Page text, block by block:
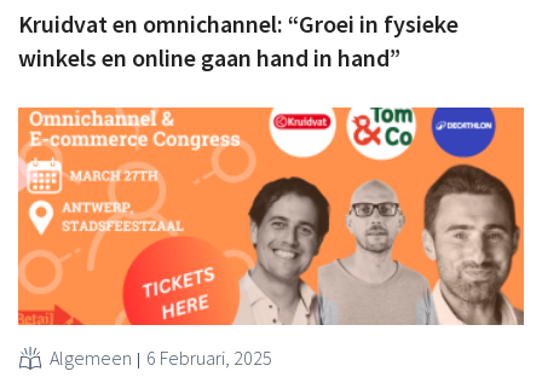
Kruidvat en omnichannel: “Groei in fysieke
winkels en online gaan hand in hand”
Algemeen 6 Februari, 2025